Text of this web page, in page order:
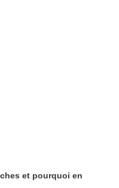
et pourquoi en